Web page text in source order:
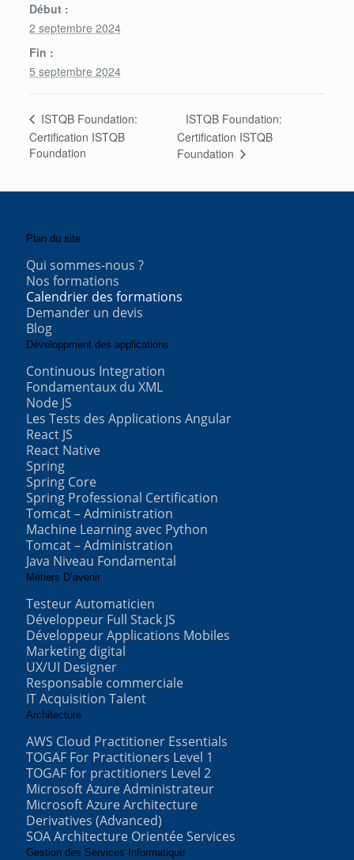
Début :
2 septembre 2024
Fin :
5 septembre 2024
ISTQB Foundation:
Certification ISTQB
Foundation
ISTQB Foundation:
Certification ISTQB
Foundation
Plan du site
Qui sommes-nous ?
Nos formations
Calendrier des formations
Demander un devis
Blog
Développment des applications
Continuous Integration
Fondamentaux du XML
Node JS
Les Tests des Applications Angular
React JS
React Native
Spring
Spring Core
Spring Professional Certification
Tomcat – Administration
Machine Learning avec Python
Tomcat – Administration
Java Niveau Fondamental
Métiers D’avenir
Testeur Automaticien
Développeur Full Stack JS
Développeur Applications Mobiles
Marketing digital
UX/UI Designer
Responsable commerciale
IT Acquisition Talent
Architecture
AWS Cloud Practitioner Essentials
TOGAF For Practitioners Level 1
TOGAF for practitioners Level 2
Microsoft Azure Administrateur
Microsoft Azure Architecture
Derivatives (Advanced)
SOA Architecture Orientée Services
Gestion des Services Informatique